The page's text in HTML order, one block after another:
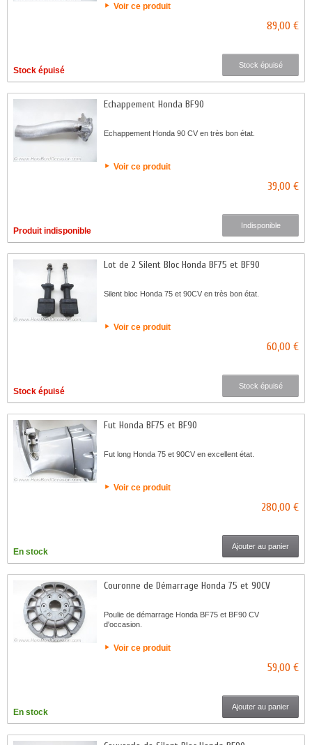
Voir ce produit
89,00 €
Stock épuisé
Stock épuisé
Echappement Honda BF90
Echappement Honda 90 CV en très bon état.
Voir ce produit
39,00 €
Produit indisponible
Indisponible
Lot de 2 Silent Bloc Honda BF75 et BF90
Silent bloc Honda 75 et 90CV en très bon état.
Voir ce produit
60,00 €
Stock épuisé
Stock épuisé
Fut Honda BF75 et BF90
Fut long Honda 75 et 90CV en excellent état.
Voir ce produit
280,00 €
En stock
Ajouter au panier
Couronne de Démarrage Honda 75 et 90CV
Poulie de démarrage Honda BF75 et BF90 CV
d'occasion.
Voir ce produit
59,00 €
En stock
Ajouter au panier